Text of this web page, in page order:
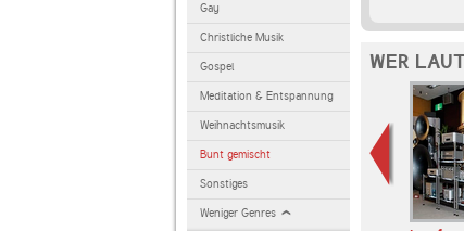
Gay
Christliche Musik
Gospel
Meditation & Entspannung
Weihnachtsmusik
Bunt gemischt
Sonstiges
Weniger Genres
WER